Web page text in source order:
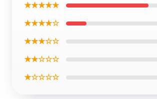
★★★★★
★★★★☆
★★★☆☆
★★☆☆☆
★☆☆☆☆